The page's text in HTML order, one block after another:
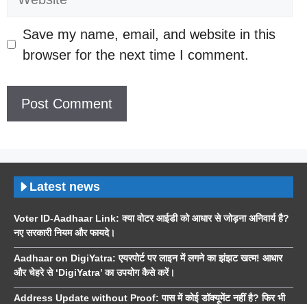
Save my name, email, and website in this
browser for the next time I comment.
Latest news
Voter ID-Aadhaar Link: क्या वोटर आईडी को आधार से जोड़ना अनिवार्य है?
नए सरकारी नियम और फायदे।
Aadhaar on DigiYatra: एयरपोर्ट पर लाइन में लगने का झंझट खत्म! आधार
और चेहरे से ‘DigiYatra’ का उपयोग कैसे करें।
Address Update without Proof: पास में कोई डॉक्यूमेंट नहीं है? फिर भी